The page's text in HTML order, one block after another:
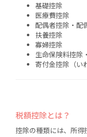
基礎控除
医療費控除
配偶者控除・配
扶養控除
寡婦控除
生命保険料控除
寄付金控除（い
税額控除とは？
控除の種類には、所